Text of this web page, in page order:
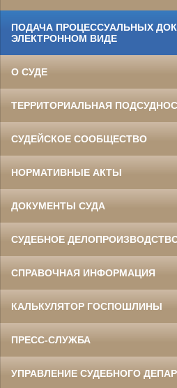
ПОДАЧА ПРОЦЕССУАЛЬНЫХ
ЭЛЕКТРОННОМ ВИДЕ
О СУДЕ
ТЕРРИТОРИАЛЬНАЯ
СУДЕЙСКОЕ СООБЩЕСТВО
НОРМАТИВНЫЕ АКТЫ
ДОКУМЕНТЫ СУДА
СУДЕБНОЕ
СПРАВОЧНАЯ ИНФОРМАЦИЯ
КАЛЬКУЛЯТОР ГОСПОШЛИНЫ
ПРЕСС-СЛУЖБА
УПРАВЛЕНИЕ СУДЕБНОГО